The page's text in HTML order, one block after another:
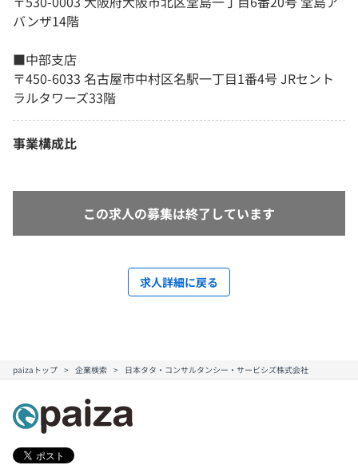
バンザ14階
■中部支店
〒450-6033 名古屋市中村区名駅一丁目1番4号 JRセント
ラルタワーズ33階
事業構成比
この求人の募集は終了しています
求人詳細に戻る
paizaトップ 企業検索 日本タタ・コンサルタンシー・サービシズ株式会社